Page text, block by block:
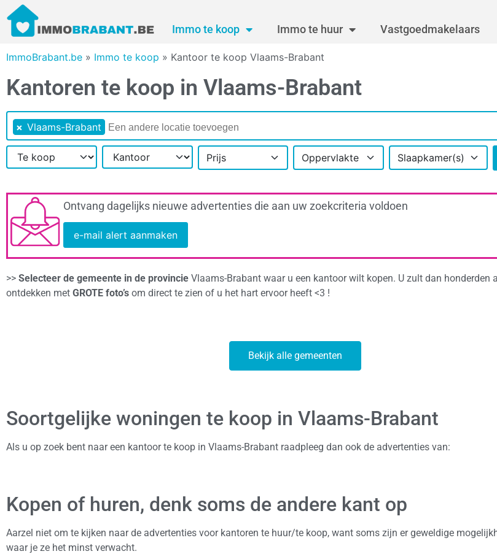
Immo te koop Immo te huur Vastgoedmakelaars
ImmoBrabant.be » Immo te koop » Kantoor te koop Vlaams-Brabant
Kantoren te koop in Vlaams-Brabant
× Vlaams-Brabant
Prijs Oppervlakte Slaapkamer(s)
Ontvang dagelijks nieuwe advertenties die aan uw zoekcriteria voldoen
e-mail alert aanmaken
>> Selecteer de gemeente in de provincie Vlaams-Brabant waar u een kantoor wilt kopen. U zult dan honderden
ontdekken met GROTE foto’s om direct te zien of u het hart ervoor heeft <3 !
Bekijk alle gemeenten
Soortgelijke woningen te koop in Vlaams-Brabant
Als u op zoek bent naar een kantoor te koop in Vlaams-Brabant raadpleeg dan ook de advertenties van:
Kopen of huren, denk soms de andere kant op
Aarzel niet om te kijken naar de advertenties voor kantoren te huur/te koop, want soms zijn er geweldige
waar je ze het minst verwacht.